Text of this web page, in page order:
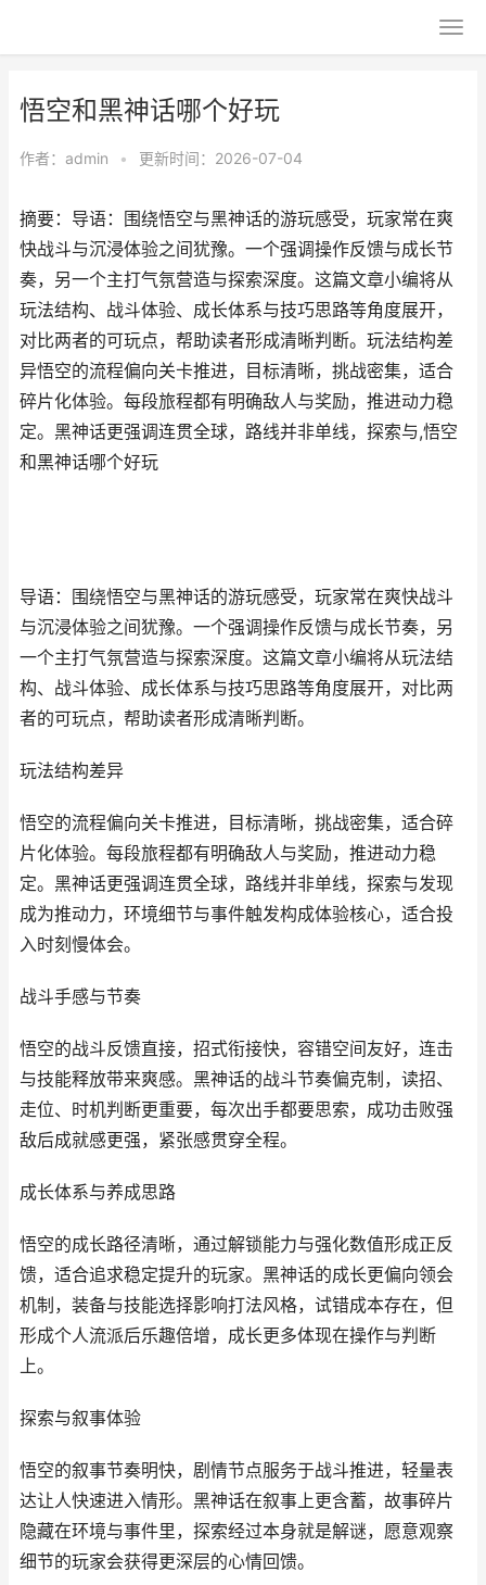
悟空和黑神话哪个好玩
作者： admin • 更新时间：2026-07-04
摘要：导语：围绕悟空与黑神话的游玩感受，玩家常在爽
快战斗与沉浸体验之间犹豫。一个强调操作反馈与成长节
奏，另一个主打气氛营造与探索深度。这篇文章小编将从
玩法结构、战斗体验、成长体系与技巧思路等角度展开，
对比两者的可玩点，帮助读者形成清晰判断。玩法结构差
异悟空的流程偏向关卡推进，目标清晰，挑战密集，适合
碎片化体验。每段旅程都有明确敌人与奖励，推进动力稳
定。黑神话更强调连贯全球，路线并非单线，探索与,悟空
和黑神话哪个好玩
导语：围绕悟空与黑神话的游玩感受，玩家常在爽快战斗
与沉浸体验之间犹豫。一个强调操作反馈与成长节奏，另
一个主打气氛营造与探索深度。这篇文章小编将从玩法结
构、战斗体验、成长体系与技巧思路等角度展开，对比两
者的可玩点，帮助读者形成清晰判断。
玩法结构差异
悟空的流程偏向关卡推进，目标清晰，挑战密集，适合碎
片化体验。每段旅程都有明确敌人与奖励，推进动力稳
定。黑神话更强调连贯全球，路线并非单线，探索与发现
成为推动力，环境细节与事件触发构成体验核心，适合投
入时刻慢体会。
战斗手感与节奏
悟空的战斗反馈直接，招式衔接快，容错空间友好，连击
与技能释放带来爽感。黑神话的战斗节奏偏克制，读招、
走位、时机判断更重要，每次出手都要思索，成功击败强
敌后成就感更强，紧张感贯穿全程。
成长体系与养成思路
悟空的成长路径清晰，通过解锁能力与强化数值形成正反
馈，适合追求稳定提升的玩家。黑神话的成长更偏向领会
机制，装备与技能选择影响打法风格，试错成本存在，但
形成个人流派后乐趣倍增，成长更多体现在操作与判断
上。
探索与叙事体验
悟空的叙事节奏明快，剧情节点服务于战斗推进，轻量表
达让人快速进入情形。黑神话在叙事上更含蓄，故事碎片
隐藏在环境与事件里，探索经过本身就是解谜，愿意观察
细节的玩家会获得更深层的心情回馈。